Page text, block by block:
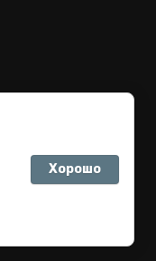
Хорошо